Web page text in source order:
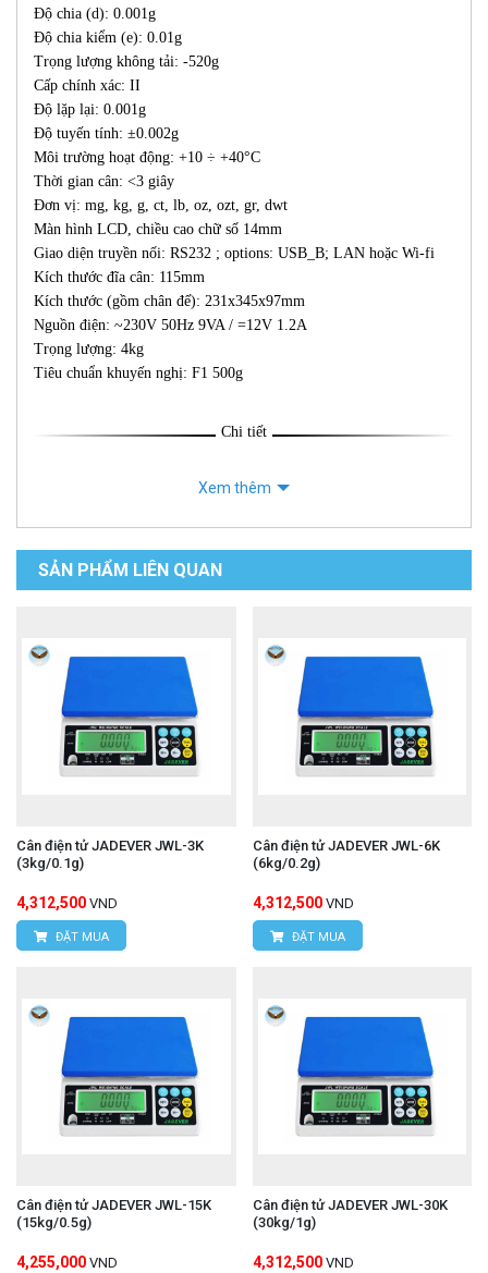
Độ chia (d): 0.001g
Độ chia kiểm (e): 0.01g
Trọng lượng không tải: -520g
Cấp chính xác: II
Độ lặp lại: 0.001g
Độ tuyến tính: ±0.002g
Môi trường hoạt động: +10 ÷ +40°C
Thời gian cân: <3 giây
Đơn vị: mg, kg, g, ct, lb, oz, ozt, gr, dwt
Màn hình LCD, chiều cao chữ số 14mm
Giao diện truyền nối: RS232 ; options: USB_B; LAN hoặc Wi-fi
Kích thước đĩa cân: 115mm
Kích thước (gồm chân đế): 231x345x97mm
Nguồn điện: ~230V 50Hz 9VA / =12V 1.2A
Trọng lượng: 4kg
Tiêu chuẩn khuyến nghị: F1 500g
Chi tiết
Xem thêm
SẢN PHẨM LIÊN QUAN
Cân điện tử JADEVER JWL-3K
(3kg/0.1g)
4,312,500 VND
ĐẶT MUA
Cân điện tử JADEVER JWL-6K
(6kg/0.2g)
4,312,500 VND
ĐẶT MUA
Cân điện tử JADEVER JWL-15K
(15kg/0.5g)
4,255,000 VND
Cân điện tử JADEVER JWL-30K
(30kg/1g)
4,312,500 VND